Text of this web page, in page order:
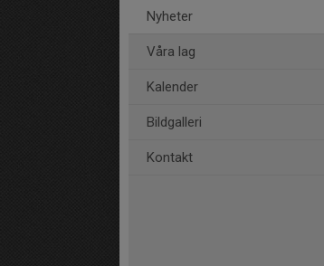
Nyheter
Våra lag
Kalender
Bildgalleri
Kontakt